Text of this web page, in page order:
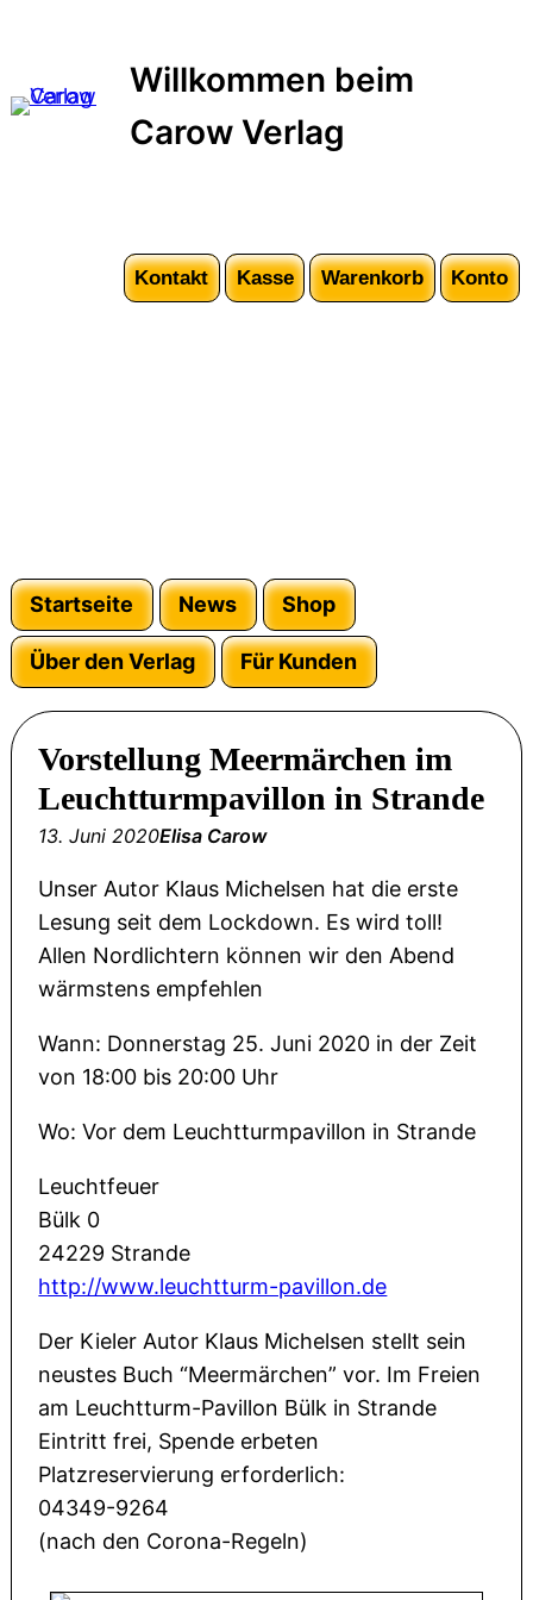
springen
Willkommen beim
Carow Verlag
Kontakt Kasse Warenkorb Konto
Startseite News Shop
Über den Verlag Für Kunden
Vorstellung Meermärchen im
Leuchtturmpavillon in Strande
13. Juni 2020Elisa Carow
Unser Autor Klaus Michelsen hat die erste
Lesung seit dem Lockdown. Es wird toll!
Allen Nordlichtern können wir den Abend
wärmstens empfehlen
Wann: Donnerstag 25. Juni 2020 in der Zeit
von 18:00 bis 20:00 Uhr
Wo: Vor dem Leuchtturmpavillon in Strande
Leuchtfeuer
Bülk 0
24229 Strande
http://www.leuchtturm-pavillon.de
Der Kieler Autor Klaus Michelsen stellt sein
neustes Buch “Meermärchen” vor. Im Freien
am Leuchtturm-Pavillon Bülk in Strande
Eintritt frei, Spende erbeten
Platzreservierung erforderlich:
04349-9264
(nach den Corona-Regeln)